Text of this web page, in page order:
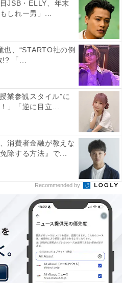
JSB・ELLY、年末
しれー男」...
也、“STARTO社の倒
!? 「...
業参観スタイル”に
」「逆に目立...
消費者金融が教えな
除する方法』で...
Recommended by